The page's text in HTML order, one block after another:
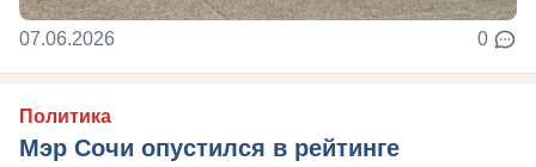
07.06.2026 0
Политика
Мэр Сочи опустился в рейтинге